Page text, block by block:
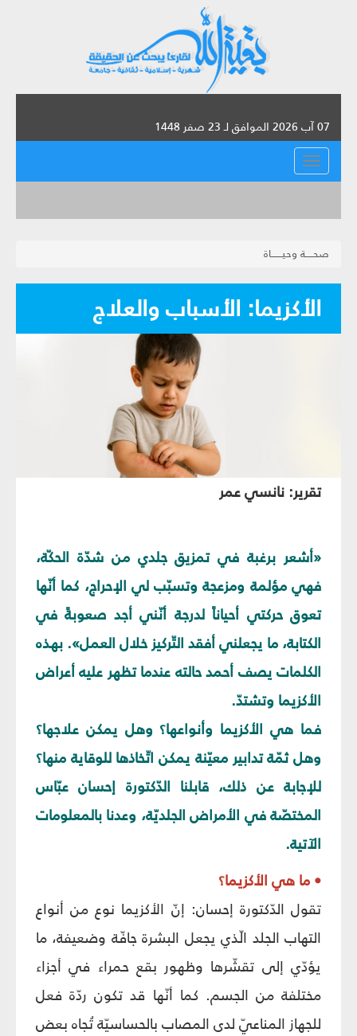
07 آب 2026 الموافق لـ 23 صفر 1448
القائمة
صحـــــة وحيـــــــاة
الأكزيما: الأسباب والعلاج
تقرير: نانسي عمر
«أشعر برغبة في تمزيق جلدي من شدّة الحكّة،
فهي مؤلمة ومزعجة وتسبّب لي الإحراج، كما أنّها
تعوق حركتي أحياناً لدرجة أنّني أجد صعوبةً في
الكتابة، ما يجعلني أفقد التّركيز خلال العمل». بهذه
الكلمات يصف أحمد حالته عندما تظهر عليه أعراض
الأكزيما وتشتدّ.
فما هي الأكزيما وأنواعها؟ وهل يمكن علاجها؟
وهل ثمّة تدابير معيّنة يمكن اتّخاذها للوقاية منها؟
للإجابة عن ذلك، قابلنا الدّكتورة إحسان عبّاس
المختصّة في الأمراض الجلديّة، وعدنا بالمعلومات
الآتية.
• ما هي الأكزيما؟
تقول الدّكتورة إحسان: إنّ الأكزيما نوع من أنواع
التهاب الجلد الّذي يجعل البشرة جافّة وضعيفة، ما
يؤدّي إلى تقشّرها وظهور بقع حمراء في أجزاء
مختلفة من الجسم. كما أنّها قد تكون ردّة فعل
للجهاز المناعيّ لدى المصاب بالحساسيّة تُجاه بعض